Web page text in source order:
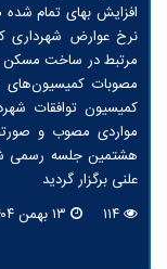
افزایش بهای تمام
نرخ عوارض شهرداری
مرتبط در ساخت مسکن
مصوبات
کمیسیون توافقات
مواردی مصوب و
هشتمین جلسه رسمی
علنی برگزار گردید